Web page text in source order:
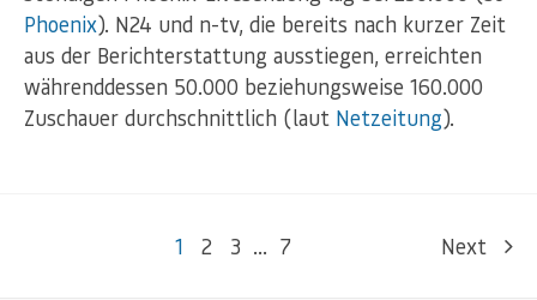
Phoenix). N24 und n-tv, die bereits nach kurzer Zeit
aus der Berichterstattung ausstiegen, erreichten
währenddessen 50.000 beziehungsweise 160.000
Zuschauer durchschnittlich (laut Netzeitung).
1 2 3 … 7 Next